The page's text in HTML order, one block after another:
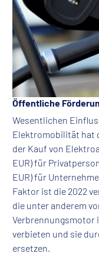
Öffentliche
Wesentlichen
Elektromobilität hat
der Kauf von
EUR) für
EUR) für
Faktor ist die 2022
die unter anderem
Verbrennungsmotor
verbieten und sie
ersetzen.